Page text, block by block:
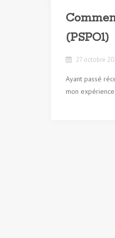
(PSPO1)
27 octobre
Ayant passé
mon